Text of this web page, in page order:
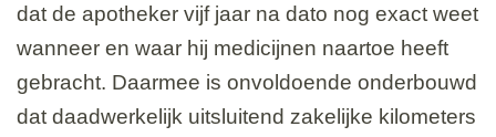
dat de apotheker vijf jaar na dato nog exact weet
wanneer en waar hij medicijnen naartoe heeft
gebracht. Daarmee is onvoldoende onderbouwd
dat daadwerkelijk uitsluitend zakelijke kilometers